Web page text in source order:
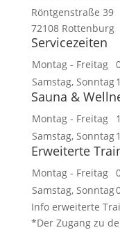
Röntgenstraße 39
72108 Rottenburg
Servicezeiten
Montag - Freitag
Samstag, Sonntag
Sauna &
Montag - Freitag
Samstag, Sonntag
Erweiterte
Montag - Freitag
Samstag, Sonntag
Info erweiterte
*Der Zugang zu